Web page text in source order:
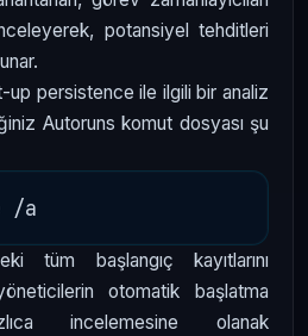
potansiyel tehditleri
up persistence ile ilgili bir analiz
Autoruns komut dosyası şu
tüm başlangıç kayıtlarını
otomatik başlatma
incelemesine olanak